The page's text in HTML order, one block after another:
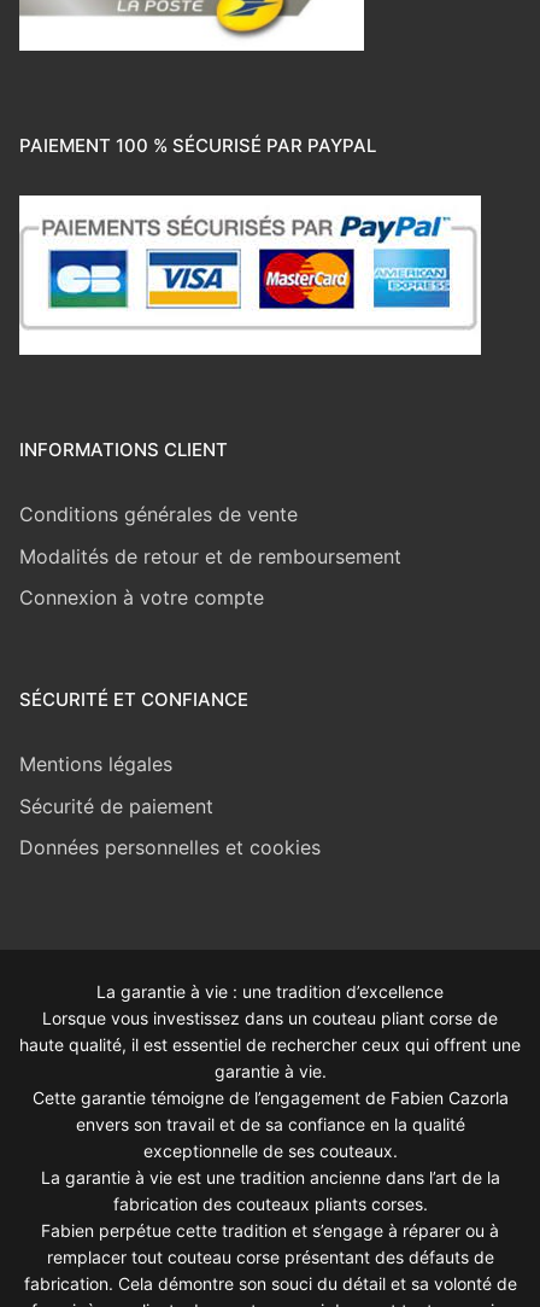
PAIEMENT 100 % SÉCURISÉ PAR PAYPAL
INFORMATIONS CLIENT
Conditions générales de vente
Modalités de retour et de remboursement
Connexion à votre compte
SÉCURITÉ ET CONFIANCE
Mentions légales
Sécurité de paiement
Données personnelles et cookies
La garantie à vie : une tradition d’excellence
Lorsque vous investissez dans un couteau pliant corse de
haute qualité, il est essentiel de rechercher ceux qui offrent une
garantie à vie.
Cette garantie témoigne de l’engagement de Fabien Cazorla
envers son travail et de sa confiance en la qualité
exceptionnelle de ses couteaux.
La garantie à vie est une tradition ancienne dans l’art de la
fabrication des couteaux pliants corses.
Fabien perpétue cette tradition et s’engage à réparer ou à
remplacer tout couteau corse présentant des défauts de
fabrication. Cela démontre son souci du détail et sa volonté de